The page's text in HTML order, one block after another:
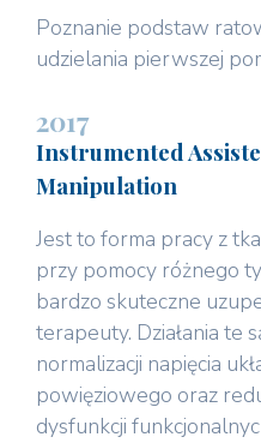
Poznanie podstaw
udzielania pierwszej
2017
Instrumented
Manipulation
Jest to forma pracy z
przy pomocy różnego
bardzo skuteczne
terapeuty. Działania te
normalizacji napięcia
powięziowego oraz
dysfunkcji